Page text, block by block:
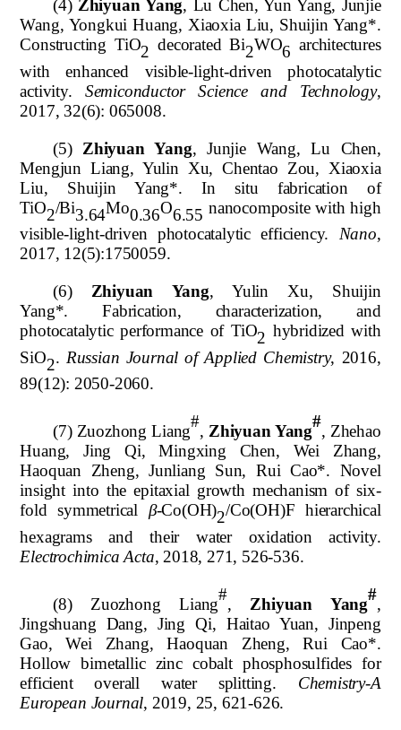
(4) Zhiyuan Yang, Lu Chen, Yun Yang, Junjie
Wang, Yongkui Huang, Xiaoxia Liu, Shuijin Yang*.
Constructing TiO2 decorated Bi2WO6 architectures
with enhanced visible-light-driven photocatalytic
activity. Semiconductor Science and Technology,
2017, 32(6): 065008.
(5)
Zhiyuan Yang,Junjie Wang, Lu Chen,
Mengjun Liang, Yulin Xu, Chentao Zou, Xiaoxia
Liu, Shuijin Yang*. In situ fabrication of
TiO2/Bi3.64Mo0.36O6.55 nanocomposite with high
visible-light-driven photocatalytic efficiency. Nano,
2017, 12(5):1750059.
(6)
Zhiyuan Yang, Yulin Xu, Shuijin
Yang*. Fabrication, characterization, and
photocatalytic performance of TiO2 hybridized with
SiO2. Russian Journal of Applied Chemistry, 2016,
89(12): 2050-2060.
(7) Zuozhong Liang
#
, Zhiyuan Yang
#
, Zhehao
Huang, Jing Qi, Mingxing Chen, Wei Zhang,
Haoquan Zheng, Junliang Sun, Rui Cao*. Novel
insight into the epitaxial growth mechanism of six-
fold symmetrical β-Co(OH)2/Co(OH)F hierarchical
hexagrams and their water oxidation activity.
Electrochimica Acta, 2018, 271, 526-536.
(8) Zuozhong Liang
#
, Zhiyuan Yang
#
,
Jingshuang Dang, Jing Qi, Haitao Yuan, Jinpeng
Gao, Wei Zhang, Haoquan Zheng, Rui Cao*.
Hollow bimetallic zinc cobalt phosphosulfides for
efficient overall water splitting. Chemistry-A
European Journal, 2019, 25, 621-626.